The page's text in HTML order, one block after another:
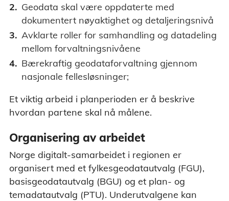
Geodata skal være oppdaterte med
dokumentert nøyaktighet og detaljeringsnivå
Avklarte roller for samhandling og datadeling
mellom forvaltningsnivåene
Bærekraftig geodataforvaltning gjennom
nasjonale fellesløsninger;
Et viktig arbeid i planperioden er å beskrive
hvordan partene skal nå målene.
Organisering av arbeidet
Norge digitalt-samarbeidet i regionen er
organisert med et fylkesgeodatautvalg (FGU),
basisgeodatautvalg (BGU) og et plan- og
temadatautvalg (PTU). Underutvalgene kan